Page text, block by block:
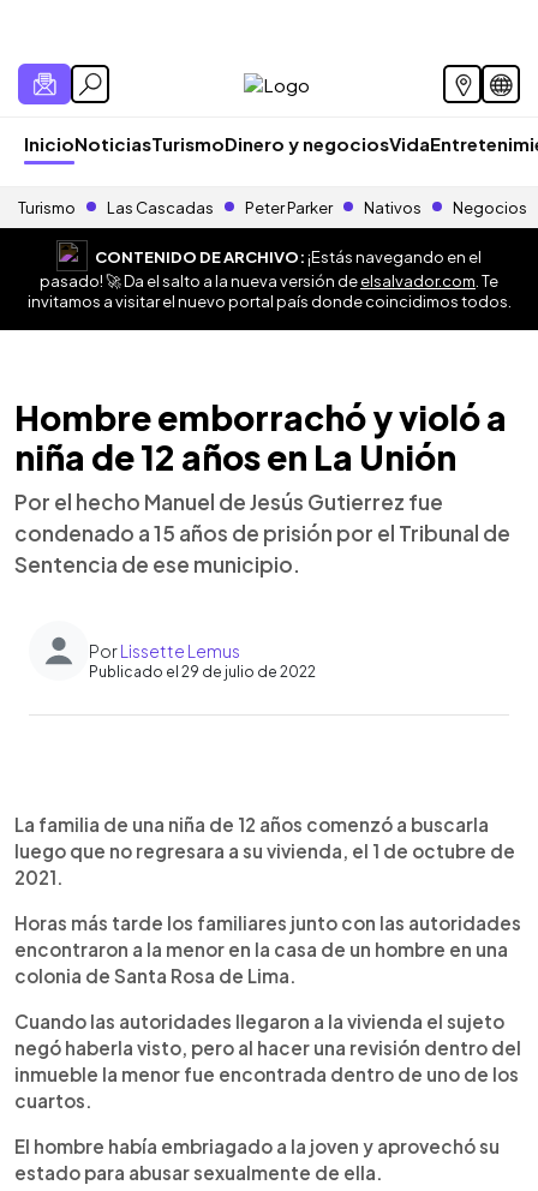
InicioNoticiasTurismoDinero y negociosVida
Turismo Las Cascadas Peter Parker Nativos Negocios
CONTENIDO DE ARCHIVO:¡Estás navegando en el
pasado! 🚀 Da el salto a la nueva versión deelsalvador.com . Te
invitamos a visitar el nuevo portal país donde coincidimos todos.
Hombre emborrachó y violó a
niña de 12 años en La Unión
Por el hecho Manuel de Jesús Gutierrez fue
condenado a 15 años de prisión por el Tribunal de
Sentencia de ese municipio.
PorLissette Lemus
Publicado el 29 de julio de 2022
► Escuchar artículo
La familia de una niña de 12 años comenzó a buscarla
luego que no regresara a su vivienda, el 1 de octubre de
2021.
Horas más tarde los familiares junto con las autoridades
encontraron a la menor en la casa de un hombre en una
colonia de Santa Rosa de Lima.
Cuando las autoridades llegaron a la vivienda el sujeto
negó haberla visto, pero al hacer una revisión dentro del
inmueble la menor fue encontrada dentro de uno de los
cuartos.
El hombre había embriagado a la joven y aprovechó su
estado para abusar sexualmente de ella.